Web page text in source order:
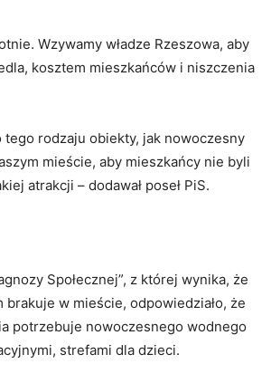
Wzywamy władze Rzeszowa, aby
kosztem mieszkańców i niszczenia
rodzaju obiekty, jak nowoczesny
mieście, aby mieszkańcy nie byli
atrakcji – dodawał poseł PiS.
Społecznej”, z której wynika, że
w mieście, odpowiedziało, że
potrzebuje nowoczesnego wodnego
strefami dla dzieci.